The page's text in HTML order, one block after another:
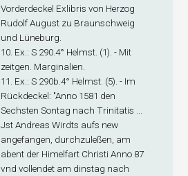
Vorderdeckel Exlibris von Herzog
Rudolf August zu Braunschweig
und Lüneburg.
10. Ex .: S 290.4° Helmst. (1). - Mit
zeitgen. Marginalien.
11. Ex .: S 290b.4° Helmst. (5). - Im
Rückdeckel: "Anno 1581 den
Sechsten Sontag nach Trinitatis ...
Jst Andreas Wirdts aufs new
angefangen, durchzuleßen, am
abent der Himelfart Christi Anno 87
vnd vollendet am dinstag nach